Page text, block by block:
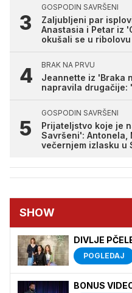
GOSPODIN SAVRŠENI
Zaljubljeni par
Anastasia i Petar iz
okušali se u ribolovu
BRAK NA PRVU
Jeannette iz 'Braka
napravila drugačije:
GOSPODIN SAVRŠENI
Prijateljstvo koje je
Savršeni': Antonela,
večernjem izlasku u
SHOW
DIVLJE
POGLEDAJ
BONUS